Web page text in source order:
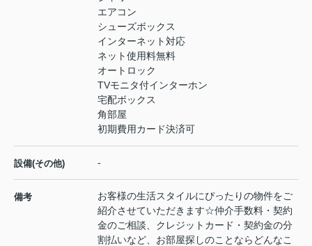
エアコン
シューズボックス
インターネット対応
ネット使用料無料
オートロック
TVモニタ付インターホン
宅配ボックス
角部屋
初期費用カード決済可
設備(その他) -
備考
お客様の生活スタイルにぴったりの物件をご
紹介させていただきます☆仲介手数料・契約
金のご相談、クレジットカード・契約金の分
割払いなど、お部屋探しのことならどんなこ